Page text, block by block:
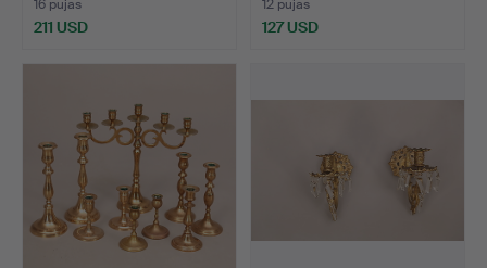
16 pujas
211 USD
12 pujas
127 USD